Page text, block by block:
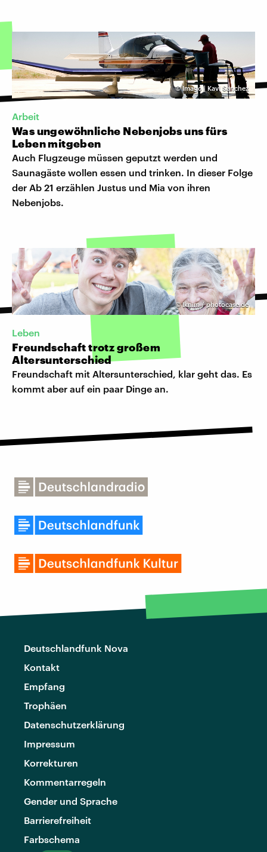
©Imago | Kavi Sanchez
Arbeit
Was ungewöhnliche Nebenjobs uns fürs
Leben mitgeben
Auch Flugzeuge müssen geputzt werden und
Saunagäste wollen essen und trinken. In dieser Folge
der Ab 21 erzählen Justus und Mia von ihren
Nebenjobs.
©Iknim / photocase.de
Leben
Freundschaft trotz großem
Altersunterschied
Freundschaft mit Altersunterschied, klar geht das. Es
kommt aber auf ein paar Dinge an.
Deutschlandfunk Nova
Kontakt
Empfang
Trophäen
Datenschutzerklärung
Impressum
Korrekturen
Kommentarregeln
Gender und Sprache
Barrierefreiheit
Farbschema